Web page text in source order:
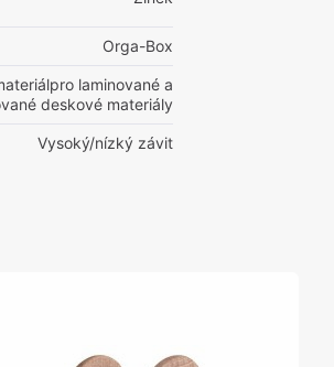
Orga-Box
laminované a
deskové materiály
Vysoký/nízký závit